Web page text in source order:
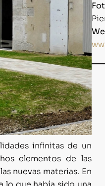
infinitas de un
elementos de las
nuevas materias. En